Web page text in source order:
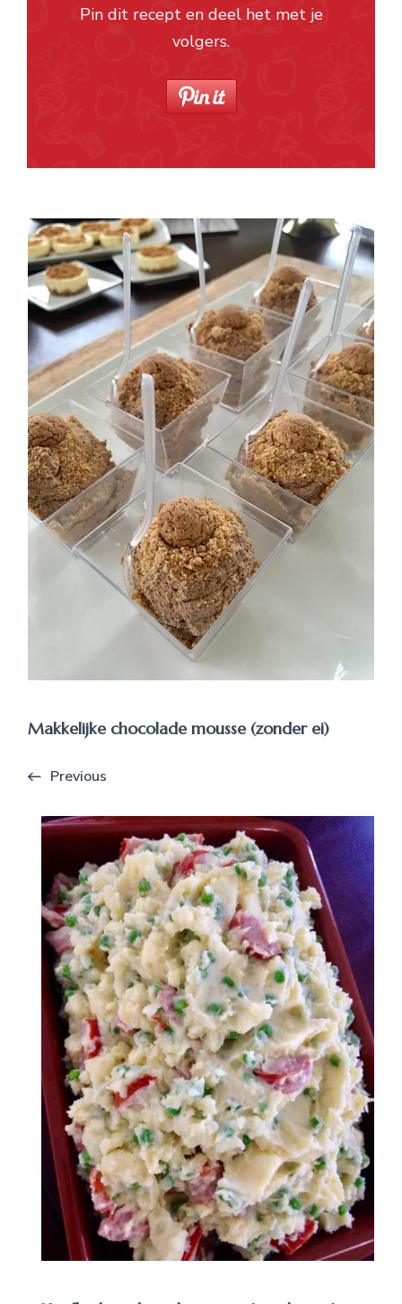
Pin dit recept en deel het met je
volgers.
Makkelijke chocolade mousse (zonder ei)
Previous